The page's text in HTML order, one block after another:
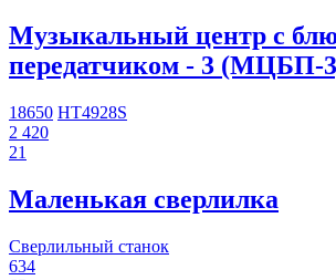
Музыкальный центр с
передатчиком - 3 (МЦБП-
18650 HT4928S
2 420
21
Маленькая сверлилка
Сверлильный станок
634